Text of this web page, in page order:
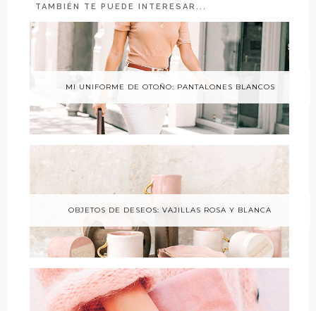
TAMBIÉN TE PUEDE INTERESAR...
MI UNIFORME DE OTOÑO: PANTALONES BLANCOS
OBJETOS DE DESEOS: VAJILLAS ROSA Y BLANCA